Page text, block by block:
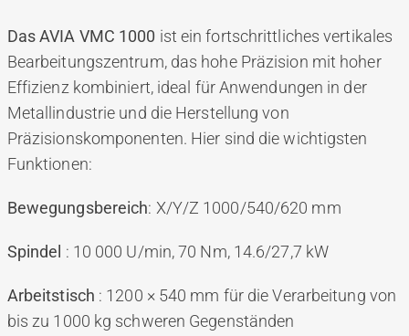
Das AVIA VMC 1000 ist ein fortschrittliches vertikales
Bearbeitungszentrum, das hohe Präzision mit hoher
Effizienz kombiniert, ideal für Anwendungen in der
Metallindustrie und die Herstellung von
Präzisionskomponenten. Hier sind die wichtigsten
Funktionen:
Bewegungsbereich: X/Y/Z 1000/540/620 mm
Spindel : 10 000 U/min, 70 Nm, 14.6/27,7 kW
Arbeitstisch : 1200 × 540 mm für die Verarbeitung von
bis zu 1000 kg schweren Gegenständen